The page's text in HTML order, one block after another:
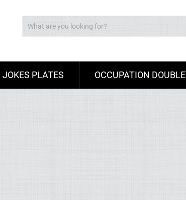
JOKES PLATES OCCUPATION DOUBLE